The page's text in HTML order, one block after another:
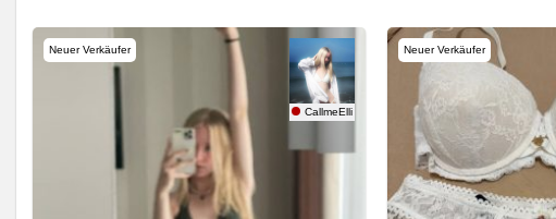
Neuer Verkäufer
CallmeElli
Neuer Verkäufer